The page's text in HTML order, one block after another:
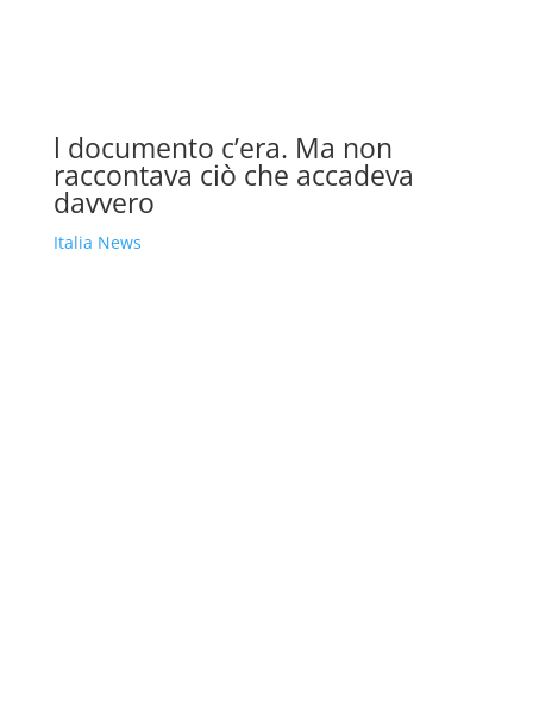
l documento c’era. Ma non
raccontava ciò che accadeva
davvero
Italia News